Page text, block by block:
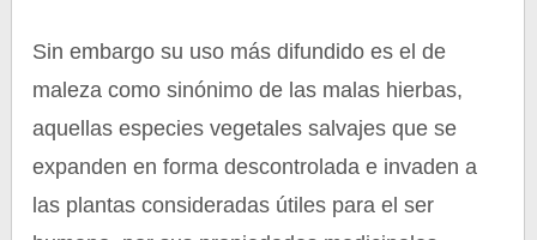
Sin embargo su uso más difundido es el de
maleza como sinónimo de las malas hierbas,
aquellas especies vegetales salvajes que se
expanden en forma descontrolada e invaden a
las plantas consideradas útiles para el ser